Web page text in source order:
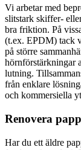
Vi arbetar med
slitstark skiffer-
bra friktion. På
(t.ex. EPDM) tack
på större
hörnförstärkningar
lutning.
från enklare
och kommersiella
Renovera
Har du ett äldre